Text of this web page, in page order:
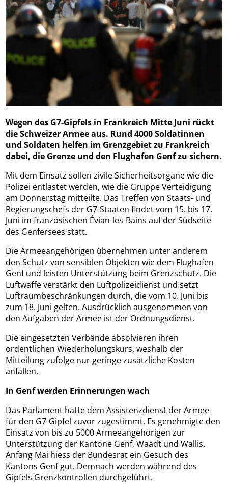
Wegen des G7-Gipfels in Frankreich Mitte Juni rückt
die Schweizer Armee aus. Rund 4000 Soldatinnen
und Soldaten helfen im Grenzgebiet zu Frankreich
dabei, die Grenze und den Flughafen Genf zu sichern.
Mit dem Einsatz sollen zivile Sicherheitsorgane wie die
Polizei entlastet werden, wie die Gruppe Verteidigung
am Donnerstag mitteilte. Das Treffen von Staats- und
Regierungschefs der G7-Staaten findet vom 15. bis 17.
Juni im französischen Évian-les-Bains auf der Südseite
des Genfersees statt.
Die Armeeangehörigen übernehmen unter anderem
den Schutz von sensiblen Objekten wie dem Flughafen
Genf und leisten Unterstützung beim Grenzschutz. Die
Luftwaffe verstärkt den Luftpolizeidienst und setzt
Luftraumbeschränkungen durch, die vom 10. Juni bis
zum 18. Juni gelten. Ausdrücklich ausgenommen von
den Aufgaben der Armee ist der Ordnungsdienst.
Die eingesetzten Verbände absolvieren ihren
ordentlichen Wiederholungskurs, weshalb der
Mitteilung zufolge nur geringe zusätzliche Kosten
anfallen.
In Genf werden Erinnerungen wach
Das Parlament hatte dem Assistenzdienst der Armee
für den G7-Gipfel zuvor zugestimmt. Es genehmigte den
Einsatz von bis zu 5000 Armeeangehörigen zur
Unterstützung der Kantone Genf, Waadt und Wallis.
Anfang Mai hiess der Bundesrat ein Gesuch des
Kantons Genf gut. Demnach werden während des
Gipfels Grenzkontrollen durchgeführt.